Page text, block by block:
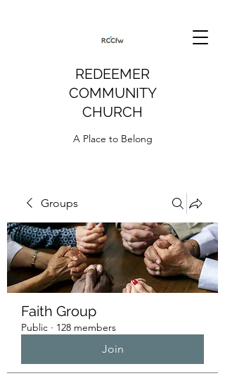
REDEEMER
COMMUNITY
CHURCH
A Place to Belong
Groups
Faith Group
Public · 128 members
Join